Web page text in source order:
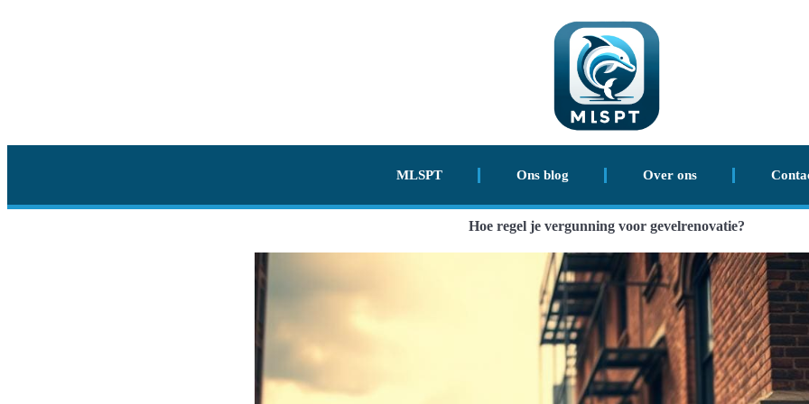
MLSPT Ons blog Over ons
Hoe regel je vergunning voor gevelrenovatie?